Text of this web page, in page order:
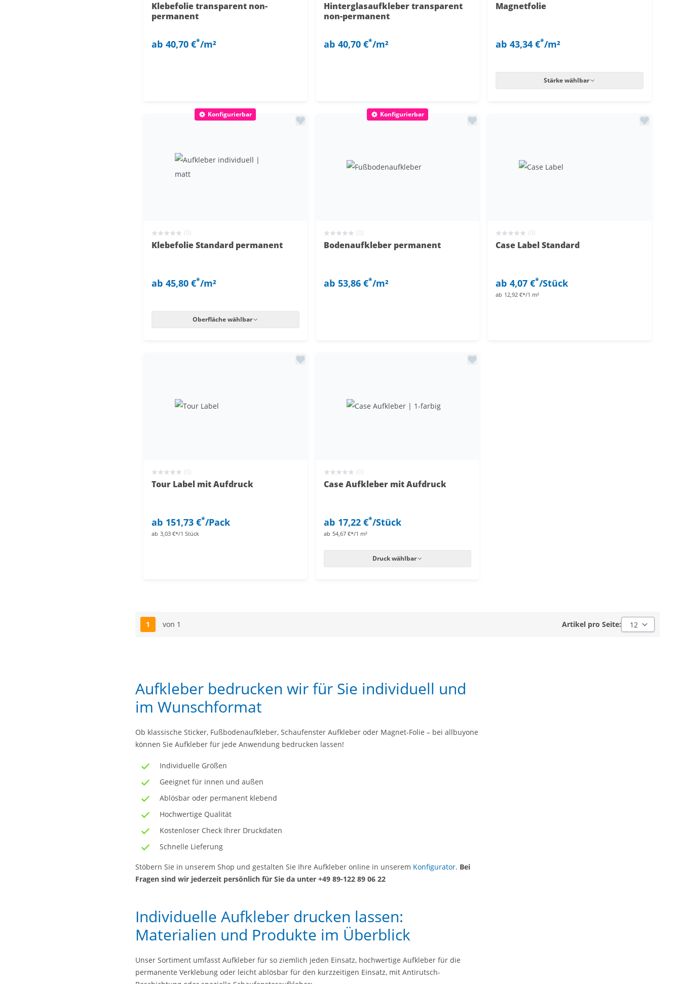
Klebefolie transparent non-
permanent
ab 40,70 €*/m²
Hinterglasaufkleber transparent
non-permanent
ab 40,70 €*/m²
Magnetfolie
ab 43,34 €*/m²
Stärke wählbar
Konfigurierbar
(0)
Klebefolie Standard permanent
ab 45,80 €*/m²
Oberfläche wählbar
Konfigurierbar
(0)
Bodenaufkleber permanent
ab 53,86 €*/m²
(0)
Case Label Standard
ab 4,07 €*/Stück
ab 12,92 €*/1 m²
(0)
Tour Label mit Aufdruck
ab 151,73 €*/Pack
ab 3,03 €*/1 Stück
(0)
Case Aufkleber mit Aufdruck
ab 17,22 €*/Stück
ab 54,67 €*/1 m²
Druck wählbar
Seite
1 von 1 Artikel pro Seite: Artikel pro Seite:
Aufkleber bedrucken wir für Sie individuell und
im Wunschformat
Ob klassische Sticker, Fußbodenaufkleber, Schaufenster Aufkleber oder Magnet-Folie – bei allbuyone
können Sie Aufkleber für jede Anwendung bedrucken lassen!
Individuelle Größen
Geeignet für innen und außen
Ablösbar oder permanent klebend
Hochwertige Qualität
Kostenloser Check Ihrer Druckdaten
Schnelle Lieferung
Stöbern Sie in unserem Shop und gestalten Sie Ihre Aufkleber online in unserem Konfigurator. Bei
Fragen sind wir jederzeit persönlich für Sie da unter +49 89-122 89 06 22
Individuelle Aufkleber drucken lassen:
Materialien und Produkte im Überblick
Unser Sortiment umfasst Aufkleber für so ziemlich jeden Einsatz, hochwertige Aufkleber für die
permanente Verklebung oder leicht ablösbar für den kurzzeitigen Einsatz, mit Antirutsch-